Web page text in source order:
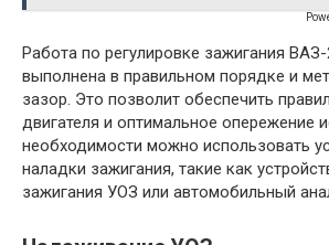
Работа по регулировке зажигания
выполнена в правильном порядке и
зазор. Это позволит обеспечить
двигателя и оптимальное опережение
необходимости можно использовать
наладки зажигания, такие как
зажигания УОЗ или автомобильный